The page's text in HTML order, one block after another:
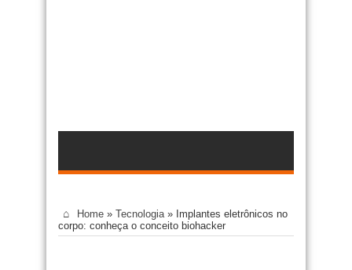
Home » Tecnologia » Implantes eletrônicos no
corpo: conheça o conceito biohacker